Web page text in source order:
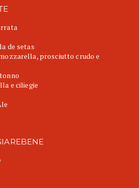
de setas
prosciutto crudo e
e ciliegie